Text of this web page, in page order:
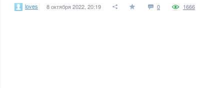
loves 8 октября 2022, 20:19 0 1666